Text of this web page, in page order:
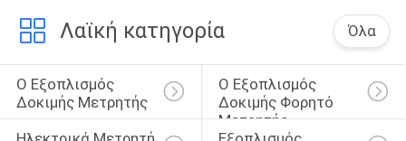
Λαϊκή κατηγορία Όλα
Ο Εξοπλισμός
Δοκιμής Μετρητής
Ο Εξοπλισμός
Δοκιμής Φορητό
Μετρητής